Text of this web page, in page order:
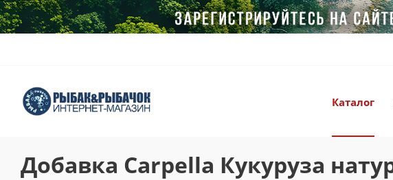
Каталог
Добавка Carpella Кукуруза